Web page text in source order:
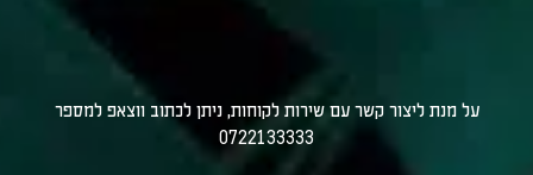
על מנת ליצור קשר עם שירות לקוחות, ניתן לכתוב ווצאפ למספר
0722133333